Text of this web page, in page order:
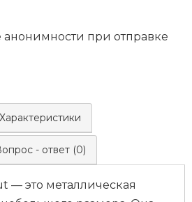
при отправке
Характеристики
- ответ (0)
— это металлическая